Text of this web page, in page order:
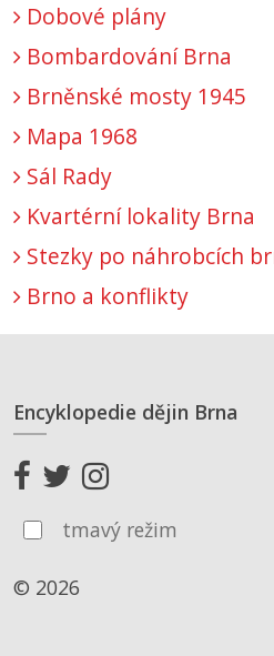
Dobové plány
Bombardování Brna
Brněnské mosty 1945
Mapa 1968
Sál Rady
Kvartérní lokality Brna
Stezky po náhrobcích
Brno a konflikty
Encyklopedie dějin Brna
tmavý režim
© 2026